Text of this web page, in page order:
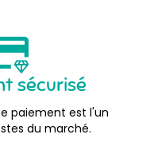
sécurisé
paiement est l'un
du marché.